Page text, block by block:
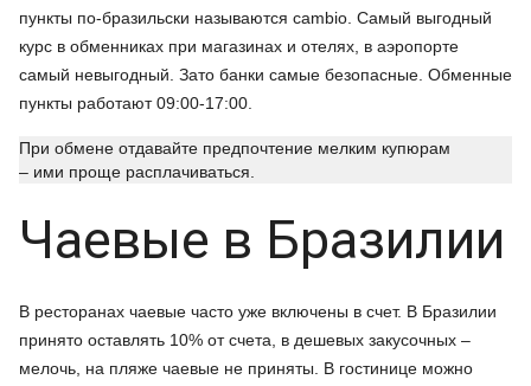
пункты по-бразильски называются сambio. Самый выгодный
курс в обменниках при магазинах и отелях, в аэропорте
самый невыгодный. Зато банки самые безопасные. Обменные
пункты работают 09:00-17:00.
При обмене отдавайте предпочтение мелким купюрам
– ими проще расплачиваться.
Чаевые в Бразилии
В ресторанах чаевые часто уже включены в счет. В Бразилии
принято оставлять 10% от счета, в дешевых закусочных –
мелочь, на пляже чаевые не приняты. В гостинице можно